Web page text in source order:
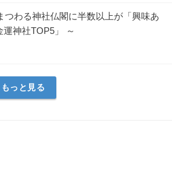
わる神社仏閣に半数以上が「興味あ
神社TOP5」 ～
もっと見る